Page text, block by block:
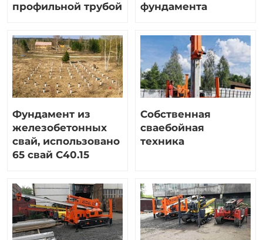
профильной трубой
фундамента
Фундамент из
железобетонных
свай, использовано
65 свай С40.15
Собственная
сваебойная
техника